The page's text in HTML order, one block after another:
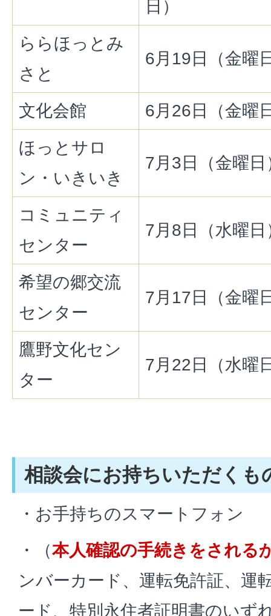
日）
ららほっとみ
さと
6月19日（金曜
文化会館
6月26日（金曜
ほっとサロ
ン・いきいき
7月3日（金曜日
コミュニティ
センター
7月8日（水曜日
希望の郷交流
センター
7月17日（金曜
鷹野文化セン
ター
7月22日（水曜
相談会にお持ちいただくも
・お手持ちのスマートフォン
・（本人確認の手続きをされる
ンバーカード、運転免許証、運
ード、特別永住者証明書のいず